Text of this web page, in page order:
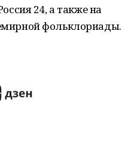
24, а также на
фольклориады.